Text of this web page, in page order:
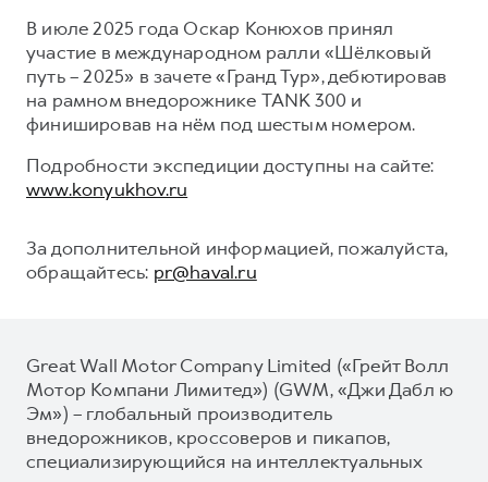
В июле 2025 года Оскар Конюхов принял
участие в международном ралли «Шёлковый
путь – 2025» в зачете «Гранд Тур», дебютировав
на рамном внедорожнике TANK 300 и
финишировав на нём под шестым номером.
Подробности экспедиции доступны на сайте:
www.konyukhov.ru
За дополнительной информацией, пожалуйста,
обращайтесь: pr@haval.ru
Great Wall Motor Company Limited («Грейт Волл
Мотор Компани Лимитед») (GWM, «Джи Дабл ю
Эм») – глобальный производитель
внедорожников, кроссоверов и пикапов,
специализирующийся на интеллектуальных